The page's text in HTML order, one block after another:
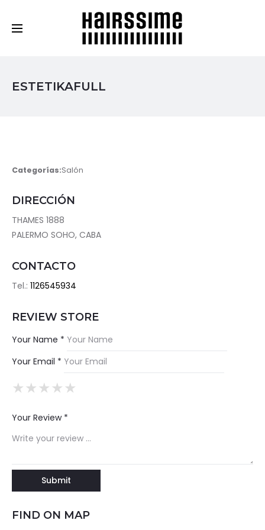
ESTETIKAFULL
Categorías:Salón
DIRECCIÓN
THAMES 1888
PALERMO SOHO, CABA
CONTACTO
Tel.: 1126545934
REVIEW STORE
Your Name *
Your Email *
★
★★
★★★
★★★★
★★★★★
Your Review *
FIND ON MAP